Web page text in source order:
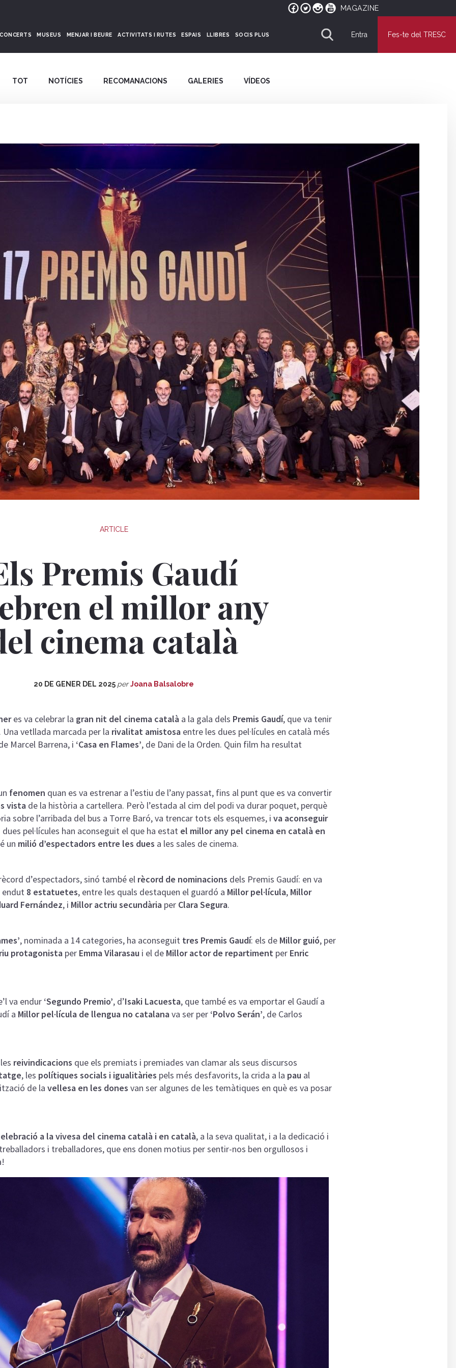
MAGAZINE
CONCERTS MUSEUS MENJAR I BEURE ACTIVITATS I RUTES ESPAIS LLIBRES SOCIS PLUS Entra Fes-te del TRESC
TOT NOTÍCIES RECOMANACIONS GALERIES VÍDEOS
ARTICLE
Premis Gaudí
el millor any
cinema català
20 DE GENER DEL 2025 perJoana Balsalobre
es va celebrar la gran nit del cinema catalàa la gala dels Premis Gaudí, que va tenir
Una vetllada marcada per la rivalitat amistosaentre les dues pel·lícules en català més
Marcel Barrena, i ‘Casa en Flames’, de Dani de la Orden. Quin film ha resultat
fenomen quan es va estrenar a l’estiu de l’any passat, fins al punt que es va convertir
vistade la història a cartellera. Però l’estada al cim del podi va durar poquet, perquè
sobre l’arribada del bus a Torre Baró, va trencar tots els esquemes, i va aconseguir
dues pel·lícules han aconseguit el que ha estat el millor any pel cinema en català en
un milió d’espectadors entre les dues a les sales de cinema.
d’espectadors, sinó també el rècord de nominacions dels Premis Gaudí: en va
endut 8 estatuetes, entre les quals destaquen el guardó a Millor pel·lícula, Millor
Fernández, i Millor actriu secundàriaper Clara Segura.
, nominada a 14 categories, ha aconseguit tres Premis Gaudí: els de Millor guió, per
protagonistaper Emma Vilarasaui el de Millor actor de repartiment per Enric
va endur ‘Segundo Premio’, d’Isaki Lacuesta, que també es va emportar el Gaudí a
a Millor pel·lícula de llengua no catalanava ser per‘Polvo Serán’, de Carlos
reivindicacions que els premiats i premiades van clamar als seus discursos
, les polítiques socials i igualitàries pels més desfavorits, la crida a la pau al
de la vellesa en les dones van ser algunes de les temàtiques en què es va posar
a la vivesa del cinema català i en català, a la seva qualitat, i a la dedicació i
i treballadores, que ens donen motius per sentir-nos ben orgullosos i